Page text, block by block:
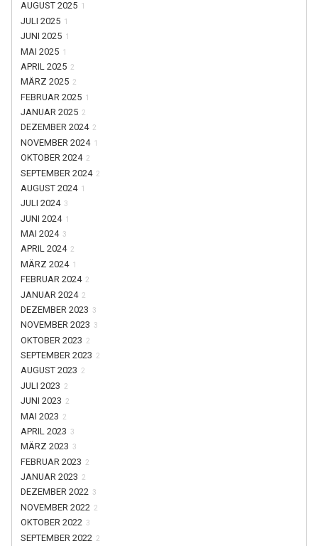
AUGUST 2025 1
JULI 2025 1
JUNI 2025 1
MAI 2025 1
APRIL 2025 2
MÄRZ 2025 2
FEBRUAR 2025 1
JANUAR 2025 2
DEZEMBER 2024 2
NOVEMBER 2024 1
OKTOBER 2024 2
SEPTEMBER 2024 2
AUGUST 2024 1
JULI 2024 3
JUNI 2024 1
MAI 2024 3
APRIL 2024 2
MÄRZ 2024 1
FEBRUAR 2024 2
JANUAR 2024 2
DEZEMBER 2023 3
NOVEMBER 2023 3
OKTOBER 2023 2
SEPTEMBER 2023 2
AUGUST 2023 2
JULI 2023 2
JUNI 2023 2
MAI 2023 2
APRIL 2023 3
MÄRZ 2023 3
FEBRUAR 2023 2
JANUAR 2023 2
DEZEMBER 2022 3
NOVEMBER 2022 2
OKTOBER 2022 3
SEPTEMBER 2022 2